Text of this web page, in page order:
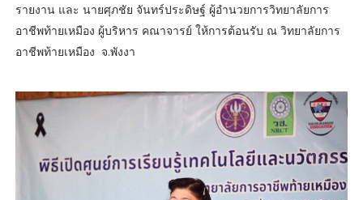
รายงาน และ นายศุภชัย จันทร์ประดิษฐ์ ผู้อำนวยการวิทยาลัยการ
อาชีพท้ายเหมือง ผู้บริหาร คณาจารย์ ให้การต้อนรับ ณ วิทยาลัยการ
อาชีพท้ายเหมือง จ.พังงา